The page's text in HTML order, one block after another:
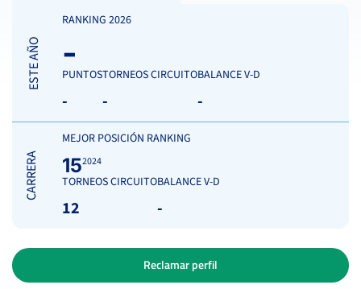
ESTE AÑO
RANKING 2026
-
PUNTOS
-
TORNEOS CIRCUITO
-
BALANCE V-D
-
CARRERA
MEJOR POSICIÓN RANKING
152024
TORNEOS CIRCUITO
12
BALANCE V-D
-
Reclamar perfil